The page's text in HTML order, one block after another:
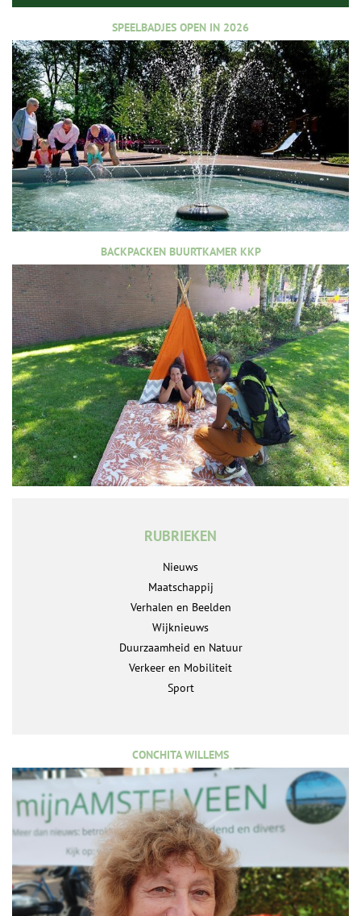
SPEELBADJES OPEN IN 2026
BACKPACKEN BUURTKAMER KKP
RUBRIEKEN
Nieuws
Maatschappij
Verhalen en Beelden
Wijknieuws
Duurzaamheid en Natuur
Verkeer en Mobiliteit
Sport
CONCHITA WILLEMS